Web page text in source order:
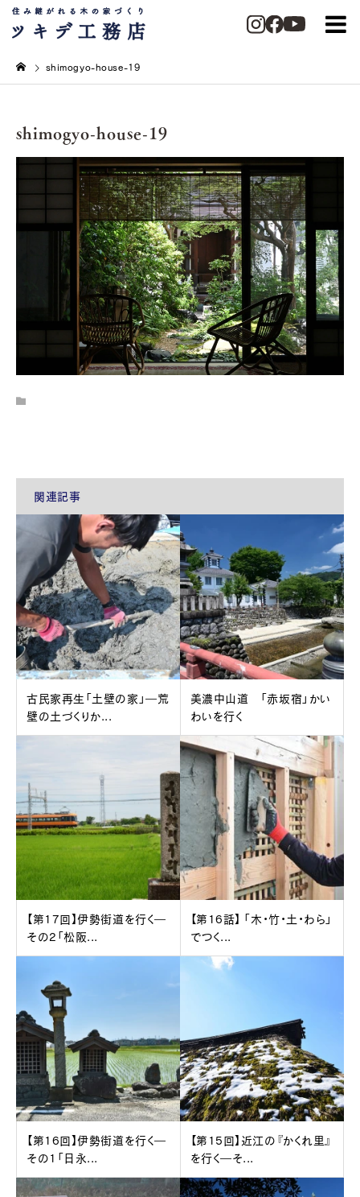
shimogyo-house-19
shimogyo-house-19
関連記事
古民家再生「土壁の家」―荒
壁の土づくりか...
美濃中山道 「赤坂宿」かい
わいを行く
【第17回】伊勢街道を行く―
その2「松阪...
【第16話】 「木・竹・土・わら」
でつく...
【第16回】伊勢街道を行く―
その1「日永...
【第15回】近江の『かくれ里』
を行く―そ...